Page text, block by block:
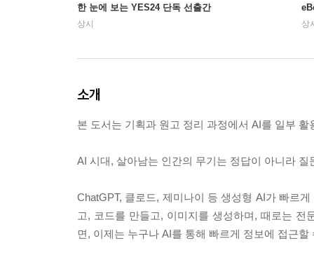
한 눈에 보는 YES24 단독 선출간
상시 상
소개
본 도서는 기획과 원고 정리 과정에서 AI를 일부 활
AI 시대, 살아남는 인간의 무기는 정답이 아니라 질
ChatGPT, 클로드, 제미나이 등 생성형 AI가 빠르
고, 코드를 만들고, 이미지를 생성하며, 때로는
면, 이제는 누구나 AI를 통해 빠르게 정보에 접근할